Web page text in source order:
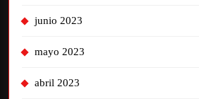
junio 2023
mayo 2023
abril 2023